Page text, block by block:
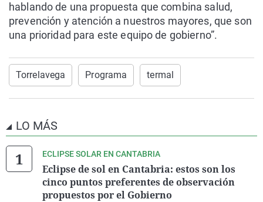
hablando de una propuesta que combina salud,
prevención y atención a nuestros mayores, que son
una prioridad para este equipo de gobierno”.
Torrelavega Programa termal
LO MÁS
ECLIPSE SOLAR EN CANTABRIA
Eclipse de sol en Cantabria: estos son los
cinco puntos preferentes de observación
propuestos por el Gobierno